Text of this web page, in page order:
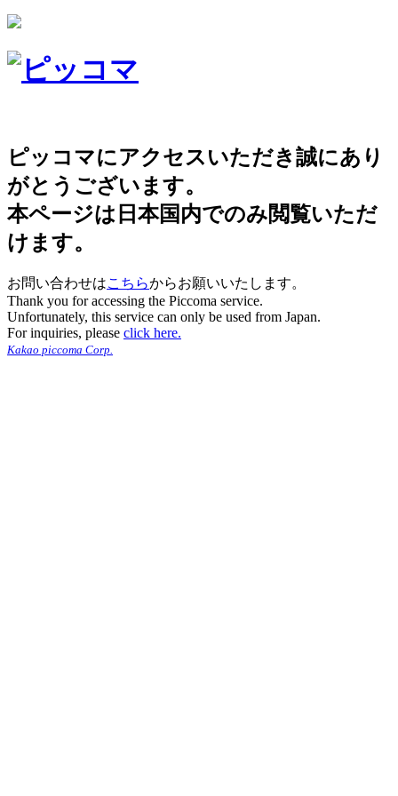
ピッコマにアクセスいただき誠にあり
がとうございます。
本ページは日本国内でのみ閲覧いただ
けます。
お問い合わせはこちらからお願いいたします。
Thank you for accessing the Piccoma service.
Unfortunately, this service can only be used from Japan.
For inquiries, please click here.
Kakao piccoma Corp.